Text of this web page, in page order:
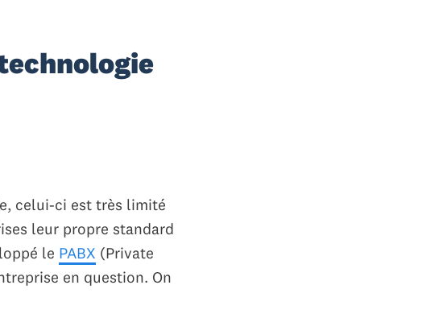
celui-ci est très limité
leur propre standard
le PABX (Private
en question. On